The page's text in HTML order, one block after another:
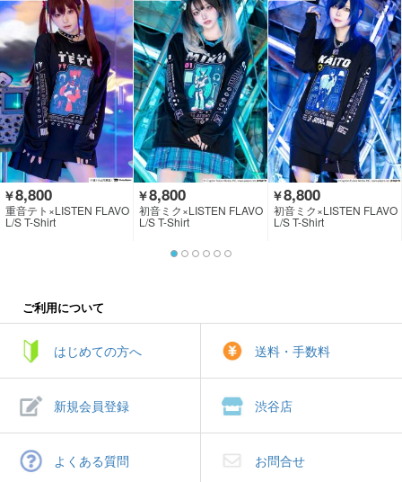
￥8,800
重音テト×LISTEN FLAVO
R
L/S T-Shirt
￥8,800
初音ミク×LISTEN FLAVO
R
L/S T-Shirt
￥8,800
初音ミク×LISTEN FLAVO
R
L/S T-Shirt
ご利用について
はじめての方へ 送料・手数料
新規会員登録 渋谷店
よくある質問 お問合せ